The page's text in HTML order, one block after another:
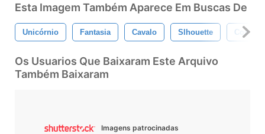
Esta Imagem Também Aparece Em Buscas De
Unicórnio Fantasia Cavalo Slhouette Contos
Os Usuarios Que Baixaram Este Arquivo
Também Baixaram
Imagens patrocinadas